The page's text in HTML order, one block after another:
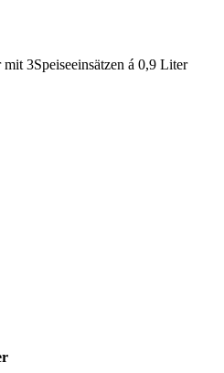
3Speiseeinsätzen á 0,9 Liter